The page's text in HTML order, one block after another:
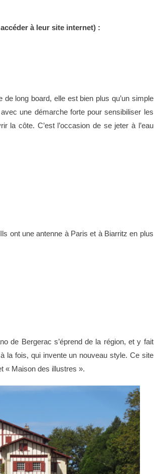
à leur site internet) :
long board, elle est bien plus qu’un simple
une démarche forte pour sensibiliser les
la côte. C’est l’occasion de se jeter à l’eau
ont une antenne à Paris et à Biarritz en plus
de Bergerac s’éprend de la région, et y fait
la fois, qui invente un nouveau style. Ce site
« Maison des illustres ».